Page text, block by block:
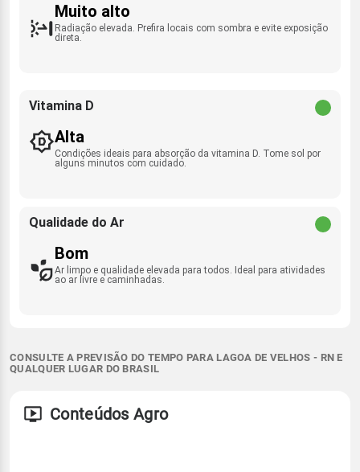
Muito alto
Radiação elevada. Prefira locais com sombra e evite exposição
direta.
Vitamina D
Alta
Condições ideais para absorção da vitamina D. Tome sol por
alguns minutos com cuidado.
Qualidade do Ar
Bom
Ar limpo e qualidade elevada para todos. Ideal para atividades
ao ar livre e caminhadas.
CONSULTE A PREVISÃO DO TEMPO PARA LAGOA DE VELHOS - RN E
QUALQUER LUGAR DO BRASIL
Conteúdos Agro